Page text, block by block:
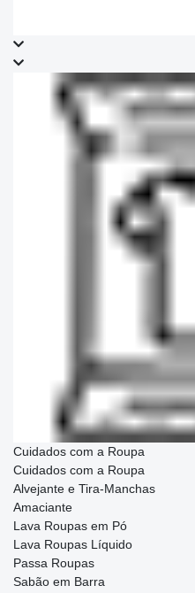
Cuidados com a Roupa
Cuidados com a Roupa
Alvejante e Tira-Manchas
Amaciante
Lava Roupas em Pó
Lava Roupas Líquido
Passa Roupas
Sabão em Barra